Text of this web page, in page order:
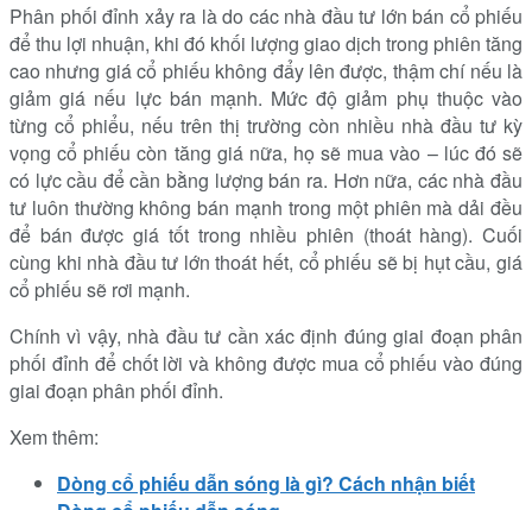
Phân phối đỉnh xảy ra là do các nhà đầu tư lớn bán cổ phiếu
để thu lợi nhuận, khi đó khối lượng giao dịch trong phiên tăng
cao nhưng giá cổ phiếu không đẩy lên được, thậm chí nếu là
giảm giá nếu lực bán mạnh. Mức độ giảm phụ thuộc vào
từng cổ phiểu, nếu trên thị trường còn nhiều nhà đầu tư kỳ
vọng cổ phiếu còn tăng giá nữa, họ sẽ mua vào – lúc đó sẽ
có lực cầu để cần bằng lượng bán ra. Hơn nữa, các nhà đầu
tư luôn thường không bán mạnh trong một phiên mà dải đều
để bán được giá tốt trong nhiều phiên (thoát hàng). Cuối
cùng khi nhà đầu tư lớn thoát hết, cổ phiếu sẽ bị hụt cầu, giá
cổ phiếu sẽ rơi mạnh.
Chính vì vậy, nhà đầu tư cần xác định đúng giai đoạn phân
phối đỉnh để chốt lời và không được mua cổ phiếu vào đúng
giai đoạn phân phối đỉnh.
Xem thêm:
Dòng cổ phiếu dẫn sóng là gì? Cách nhận biết